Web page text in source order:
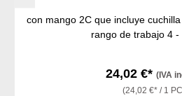
con mango 2C que incluye
rango de trabajo 4
24,02 €* (IVA
(24,02 €* / 1